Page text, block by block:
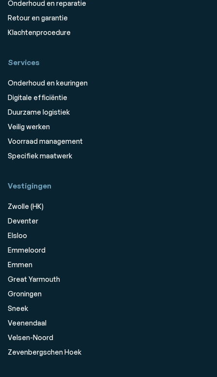
Onderhoud en reparatie
Retour en garantie
Klachtenprocedure
Services
Onderhoud en keuringen
Digitale efficiëntie
Duurzame logistiek
Veilig werken
Voorraad management
Specifiek maatwerk
Vestigingen
Zwolle (HK)
Deventer
Elsloo
Emmeloord
Emmen
Great Yarmouth
Groningen
Sneek
Veenendaal
Velsen-Noord
Zevenbergschen Hoek